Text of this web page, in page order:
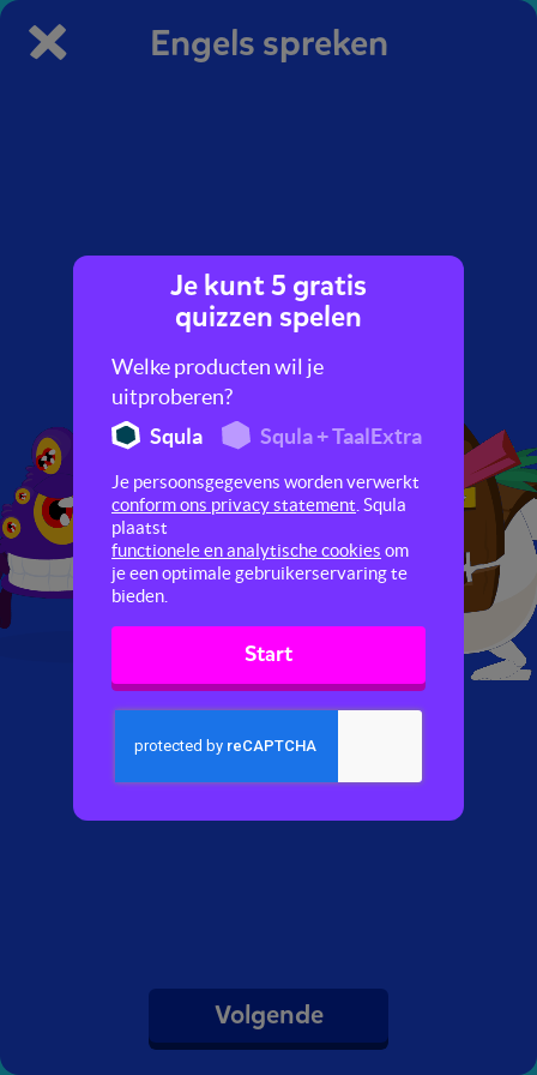
Engels spreken
Hey slimmerik, denk jij dat
je beter bent dan wij in
Engels spreken?
Volgende
Je kunt 5 gratis
quizzen spelen
Welke producten wil je
uitproberen?
Squla
Squla + TaalExtra
Je persoonsgegevens worden verwerkt
conform ons privacy statement . Squla
plaatst
functionele en analytische cookies om
je een optimale gebruikerservaring te
bieden.
Start